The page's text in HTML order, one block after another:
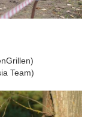
Team)